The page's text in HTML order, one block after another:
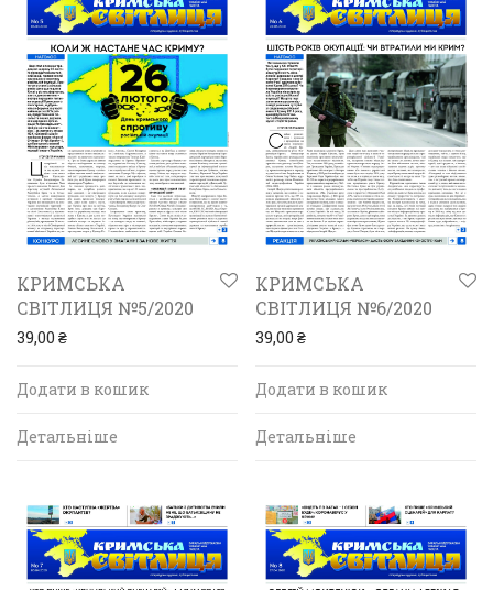
КРИМСЬКА
СВІТЛИЦЯ №5/2020
39,00 ₴
Додати в кошик
Детальніше
КРИМСЬКА
СВІТЛИЦЯ №6/2020
39,00 ₴
Додати в кошик
Детальніше